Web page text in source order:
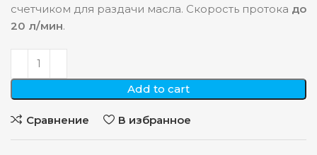
счетчиком для раздачи масла. Скорость протока до
20 л/мин.
Add to cart
Сравнение В избранное